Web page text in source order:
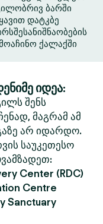
ბარში
დატკბე
ქალაქში
იდეა:
შენს
მაგრამ ამ
არ იდარდო.
საუკეთესო
Center (RDC)
Centre
Sanctuary